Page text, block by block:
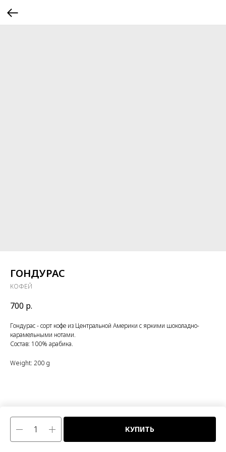
ГОНДУРАС
КОФЕЙ
700 р.
КУПИТЬ
Гондурас - сорт кофе из Центральной Америки с яркими шоколадно-
карамельными нотами.
Состав: 100% арабика.
Weight: 200 g